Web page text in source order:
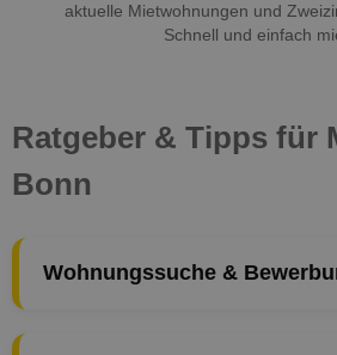
aktuelle Mietwohnungen und
Schnell und einfach
Ratgeber & Tipps für
Bonn
Wohnungssuche &